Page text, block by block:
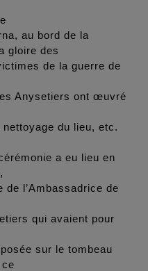
au bord de la
gloire des
de la guerre de
Anysetiers ont œuvré
du lieu, etc.
a eu lieu en
de l’Ambassadrice de
qui avaient pour
sur le tombeau